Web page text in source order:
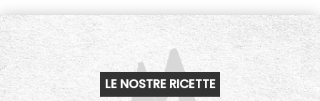
LE NOSTRE RICETTE